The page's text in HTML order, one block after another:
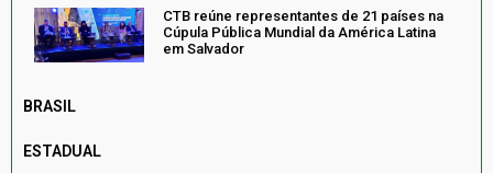
CTB reúne representantes de 21 países na
Cúpula Pública Mundial da América Latina
em Salvador
BRASIL
ESTADUAL